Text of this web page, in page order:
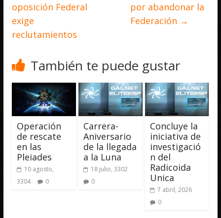
oposición Federal
exige
reclutamientos
por abandonar la
Federación →
También te puede gustar
Operación
de rescate
en las
Pleiades
10 agosto,
3304
0
Carrera-
Aniversario
de la llegada
a la Luna
18 julio, 3302
0
Concluye la
iniciativa de
investigació
n del
Radicoida
Unica
7 abril, 2026
0